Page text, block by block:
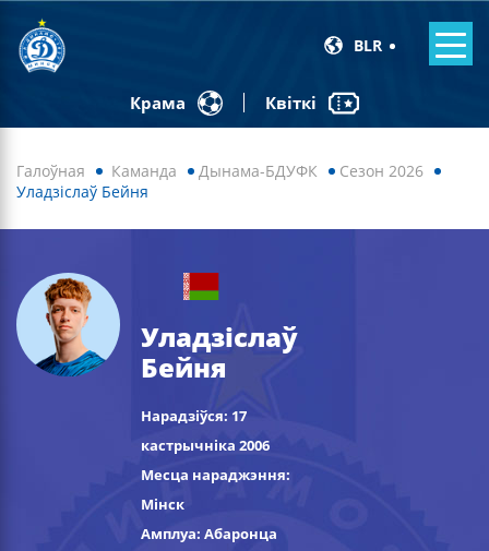
BLR
Крама Квіткі
Галоўная Каманда Дынама-БДУФК
Сезон 2026
Уладзіслаў Бейня
Уладзіслаў
Бейня
Нарадзіўся: 17
кастрычніка 2006
Месца нараджэння:
Мінск
Амплуа: Абаронца